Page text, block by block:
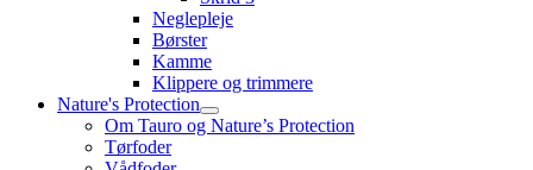
Neglepleje
Børster
Kamme
Klippere og trimmere
Nature's Protection
Om Tauro og Nature’s Protection
Tørfoder